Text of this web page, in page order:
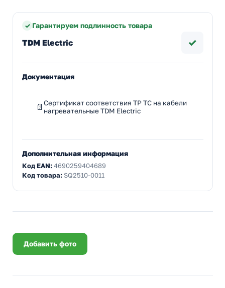
Гарантируем подлинность товара
TDM Electric ✓
Документация
Сертификат соответствия ТР ТС на кабели
нагревательные TDM Electric
Дополнительная информация
Код EAN:4690259404689
Код товара: SQ2510-0011
Добавить фото